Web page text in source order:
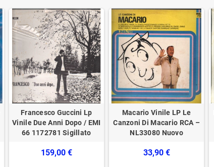
Francesco Guccini Lp
Vinile Due Anni Dopo / EMI
‎66 1172781 Sigillato
159,00 €
Macario Vinile LP Le
Canzoni Di Macario RCA –
NL33080 Nuovo
33,90 €